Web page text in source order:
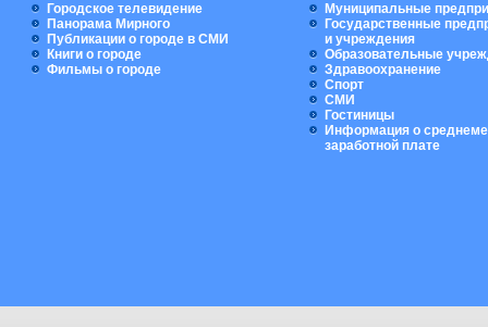
Городское телевидение
Панорама Мирного
Публикации о городе в СМИ
Книги о городе
Фильмы о городе
Муниципальные
Государственные
и учреждения
Образовательные
Здравоохранение
Спорт
СМИ
Гостиницы
Информация о
заработной плате